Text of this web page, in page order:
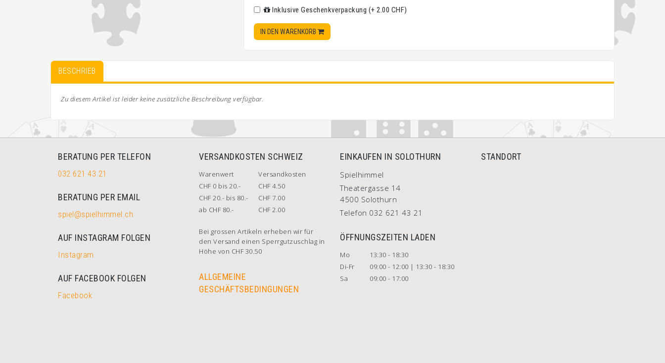
Inklusive Geschenkverpackung (+ 2.00 CHF)
IN DEN WARENKORB
BESCHRIEB
Zu diesem Artikel ist leider keine zusätzliche Beschreibung verfügbar.
BERATUNG PER TELEFON
032 621 43 21
BERATUNG PER EMAIL
spiel@spielhimmel.ch
AUF INSTAGRAM FOLGEN
Instagram
AUF FACEBOOK FOLGEN
Facebook
VERSANDKOSTEN SCHWEIZ
Warenwert
Versandkosten
CHF 0 bis 20.-
CHF 4.50
CHF 20.- bis 80.-
CHF 7.00
ab CHF 80.-
CHF 2.00
Bei grossen Artikeln erheben wir für
den Versand einen Sperrgutzuschlag in
Höhe von CHF 30.50
ALLGEMEINE
GESCHÄFTSBEDINGUNGEN
EINKAUFEN IN SOLOTHURN
Spielhimmel
Theatergasse 14
4500 Solothurn
Telefon 032 621 43 21
ÖFFNUNGSZEITEN LADEN
Mo
13:30 - 18:30
Di-Fr
09:00 - 12:00 | 13:30 - 18:30
Sa
09:00 - 17:00
STANDORT